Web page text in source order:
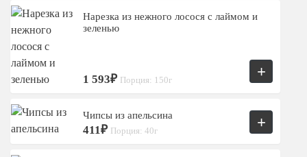
Нарезка из нежного лосося с лаймом и
зеленью
1 593₽ Порция: 150г +
Чипсы из апельсина
411₽ Порция: 40г +